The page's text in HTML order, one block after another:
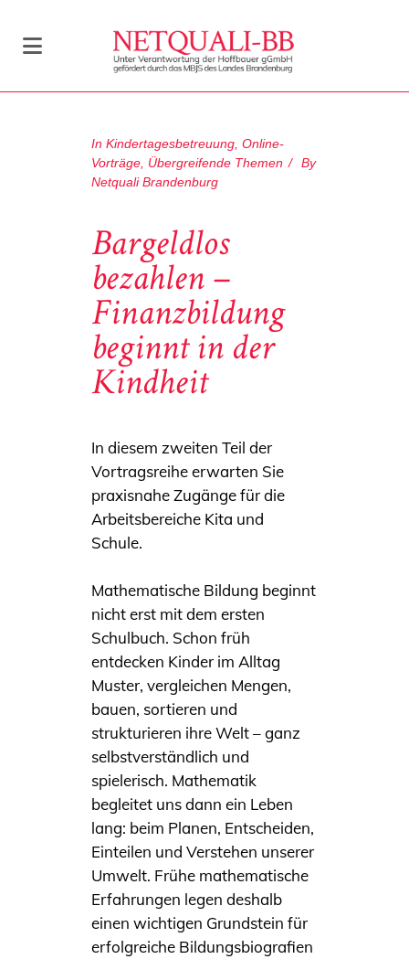
In Kindertagesbetreuung Online-
Vorträge Übergreifende Themen
By
Netquali Brandenburg
Bargeldlos
bezahlen –
Finanzbildung
beginnt in der
Kindheit
In diesem zweiten Teil der
Vortragsreihe erwarten Sie
praxisnahe Zugänge für die
Arbeitsbereiche Kita und
Schule.
Mathematische Bildung beginnt
nicht erst mit dem ersten
Schulbuch. Schon früh
entdecken Kinder im Alltag
Muster, vergleichen Mengen,
bauen, sortieren und
strukturieren ihre Welt – ganz
selbstverständlich und
spielerisch. Mathematik
begleitet uns dann ein Leben
lang: beim Planen, Entscheiden,
Einteilen und Verstehen unserer
Umwelt. Frühe mathematische
Erfahrungen legen deshalb
einen wichtigen Grundstein für
erfolgreiche Bildungsbiografien